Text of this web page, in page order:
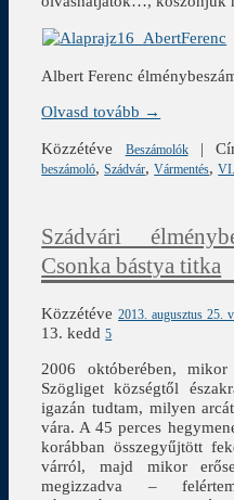
Albert Ferenc
Olvasd tovább →
Közzétéve
Beszámolók|
beszámoló,Szádvár,Vármentés,
Szádvári
Csonka bástya titka
Közzétéve2013. augusztus 25.
13. kedd 5
2006 októberében,
Szögliget községtől
igazán tudtam, milyen
vára. A 45 perces
korábban összegyűjtött
várról, majd mikor
megizzadva –